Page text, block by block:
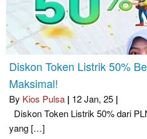
Diskon Token Listrik 50%
Maksimal!
By Kios Pulsa | 12Jan, 25 |
Diskon Token Listrik 50% dari
yang […]